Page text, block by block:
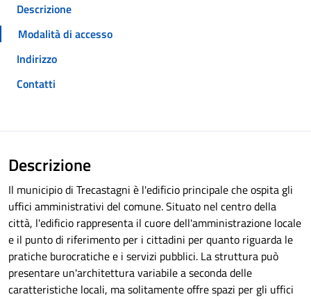
Descrizione
Modalità di accesso
Indirizzo
Contatti
Descrizione
Il municipio di Trecastagni è l'edificio principale che ospita gli
uffici amministrativi del comune. Situato nel centro della
città, l'edificio rappresenta il cuore dell'amministrazione locale
e il punto di riferimento per i cittadini per quanto riguarda le
pratiche burocratiche e i servizi pubblici. La struttura può
presentare un'architettura variabile a seconda delle
caratteristiche locali, ma solitamente offre spazi per gli uffici